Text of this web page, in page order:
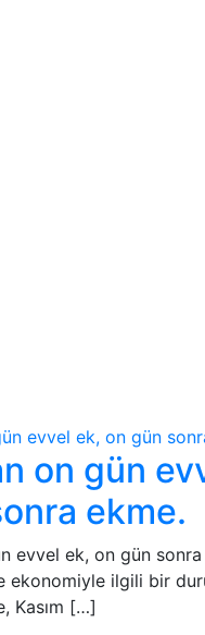
on gün
ekme.
evvel ek, on gün sonra
ekonomiyle ilgili bir
Kasım […]